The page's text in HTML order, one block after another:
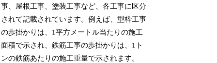
事、屋根工事、塗装工事など、各工事に区分
されて記載されています。例えば、型枠工事
の歩掛かりは、1平方メートル当たりの施工
面積で示され、鉄筋工事の歩掛かりは、1ト
ンの鉄筋あたりの施工重量で示されます。